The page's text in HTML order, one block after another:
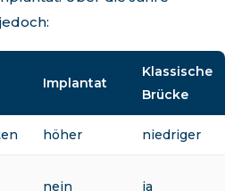
Implantat
Klassische
Brücke
höher niedriger
nein ja